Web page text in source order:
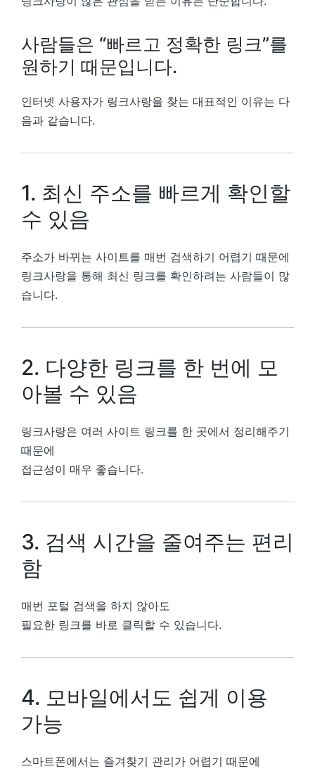
사람들은 “빠르고 정확한 링크”를
원하기 때문입니다.
인터넷 사용자가 링크사랑을 찾는 대표적인 이유는 다
음과 같습니다.
1. 최신 주소를 빠르게 확인할
수 있음
주소가 바뀌는 사이트를 매번 검색하기 어렵기 때문에
링크사랑을 통해 최신 링크를 확인하려는 사람들이 많
습니다.
2. 다양한 링크를 한 번에 모
아볼 수 있음
링크사랑은 여러 사이트 링크를 한 곳에서 정리해주기
때문에
접근성이 매우 좋습니다.
3. 검색 시간을 줄여주는 편리
함
매번 포털 검색을 하지 않아도
필요한 링크를 바로 클릭할 수 있습니다.
4. 모바일에서도 쉽게 이용
가능
스마트폰에서는 즐겨찾기 관리가 어렵기 때문에